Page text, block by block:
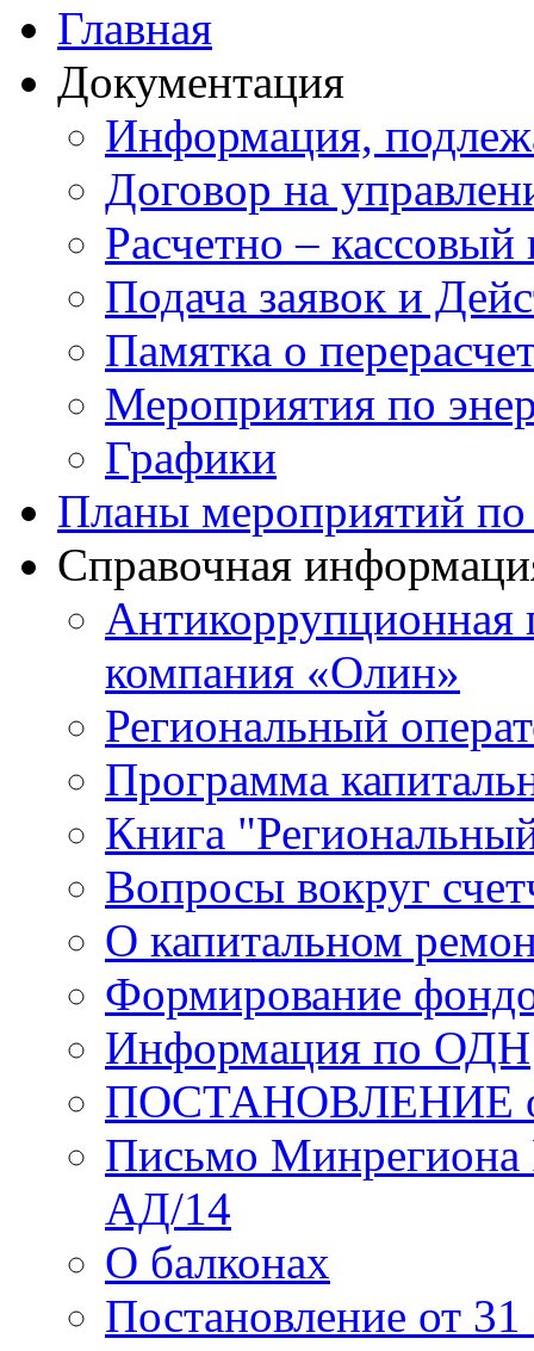
Главная
Документация
Информация,
Договор на
Расчетно – кассовый
Подача заявок и
Памятка о
Мероприятия по
Графики
Планы мероприятий по
Справочная
компания «Олин»
Региональный
Программа
Книга
Вопросы вокруг
О капитальном
Формирование
Информация по ОДН
ПОСТАНОВЛЕНИЕ от
Письмо
АД/14
О балконах
Постановление от